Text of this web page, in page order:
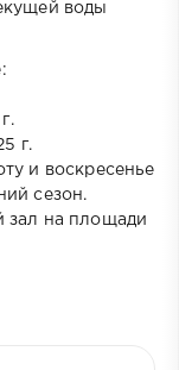
воды
г.
и воскресенье
сезон.
зал на площади